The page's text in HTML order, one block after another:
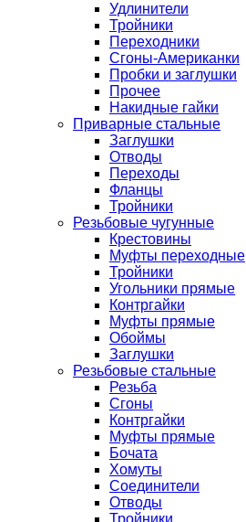
Удлинители
Тройники
Переходники
Сгоны-Американки
Пробки и заглушки
Прочее
Накидные гайки
Приварные стальные
Заглушки
Отводы
Переходы
Фланцы
Тройники
Резьбовые чугунные
Крестовины
Муфты переходные
Тройники
Угольники прямые
Контргайки
Муфты прямые
Обоймы
Заглушки
Резьбовые стальные
Резьба
Сгоны
Контргайки
Муфты прямые
Бочата
Хомуты
Соединители
Отводы